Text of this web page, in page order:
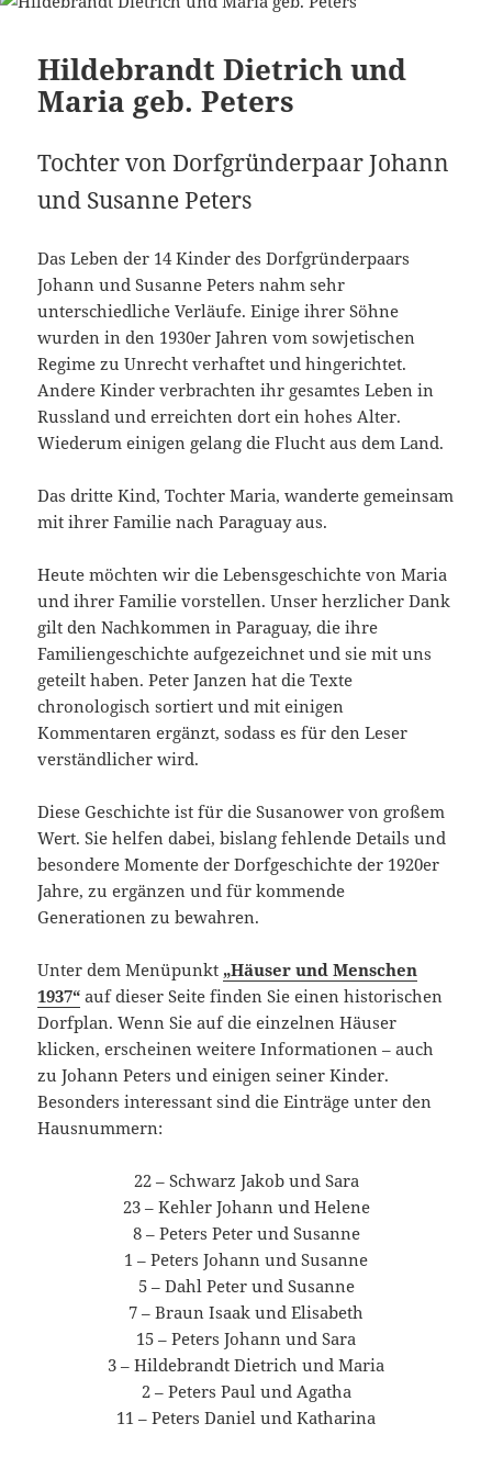
Hildebrandt Dietrich und
Maria geb. Peters
Tochter von Dorfgründerpaar Johann
und Susanne Peters
Das Leben der 14 Kinder des Dorfgründerpaars
Johann und Susanne Peters nahm sehr
unterschiedliche Verläufe. Einige ihrer Söhne
wurden in den 1930er Jahren vom sowjetischen
Regime zu Unrecht verhaftet und hingerichtet.
Andere Kinder verbrachten ihr gesamtes Leben in
Russland und erreichten dort ein hohes Alter.
Wiederum einigen gelang die Flucht aus dem Land.
Das dritte Kind, Tochter Maria, wanderte gemeinsam
mit ihrer Familie nach Paraguay aus.
Heute möchten wir die Lebensgeschichte von Maria
und ihrer Familie vorstellen. Unser herzlicher Dank
gilt den Nachkommen in Paraguay, die ihre
Familiengeschichte aufgezeichnet und sie mit uns
geteilt haben. Peter Janzen hat die Texte
chronologisch sortiert und mit einigen
Kommentaren ergänzt, sodass es für den Leser
verständlicher wird.
Diese Geschichte ist für die Susanower von großem
Wert. Sie helfen dabei, bislang fehlende Details und
besondere Momente der Dorfgeschichte der 1920er
Jahre, zu ergänzen und für kommende
Generationen zu bewahren.
Unter dem Menüpunkt „Häuser und Menschen
1937“ auf dieser Seite finden Sie einen historischen
Dorfplan. Wenn Sie auf die einzelnen Häuser
klicken, erscheinen weitere Informationen – auch
zu Johann Peters und einigen seiner Kinder.
Besonders interessant sind die Einträge unter den
Hausnummern:
22 – Schwarz Jakob und Sara
23 – Kehler Johann und Helene
8 – Peters Peter und Susanne
1 – Peters Johann und Susanne
5 – Dahl Peter und Susanne
7 – Braun Isaak und Elisabeth
15 – Peters Johann und Sara
3 – Hildebrandt Dietrich und Maria
2 – Peters Paul und Agatha
11 – Peters Daniel und Katharina